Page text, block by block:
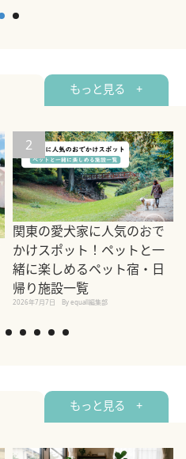
もっと見る +
2
関東の愛犬家に人気のおで
かけスポット！ペットと一
緒に楽しめるペット宿・日
帰り施設一覧
2026年7月7日 By equall編集部
もっと見る +